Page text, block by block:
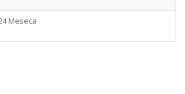
Meseca